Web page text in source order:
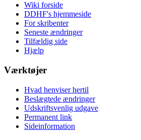
Wiki forside
DDHF's hjemmeside
For skribenter
Seneste ændringer
Tilfældig side
Hjælp
Værktøjer
Hvad henviser hertil
Beslægtede ændringer
Udskriftsvenlig udgave
Permanent link
Sideinformation